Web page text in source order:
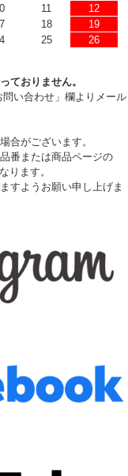
11
12
18
19
25
26
ておりません。
い合わせ」欄よりメール
合がございます。
番または商品ページの
ります。
すようお願い申し上げま